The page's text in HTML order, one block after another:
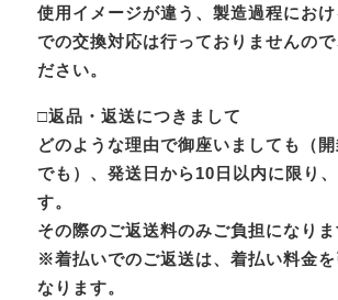
使用イメージが違う、製造過程にお
での交換対応は行っておりませんので
ださい。
□返品・返送につきまして
どのような理由で御座いましても（
でも）、発送日から10日以内に限り
す。
その際のご返送料のみご負担になりま
※着払いでのご返送は、着払い料金
なります。